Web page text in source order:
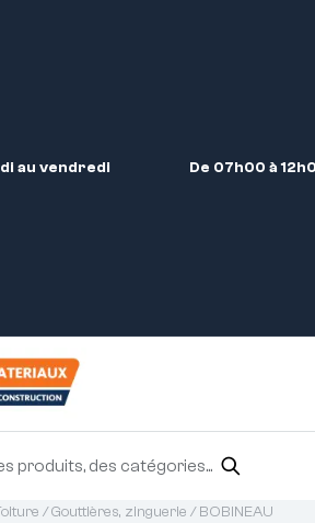
au vendredi De 07h00 à
/Gouttières, zinguerie / BOBINEAU